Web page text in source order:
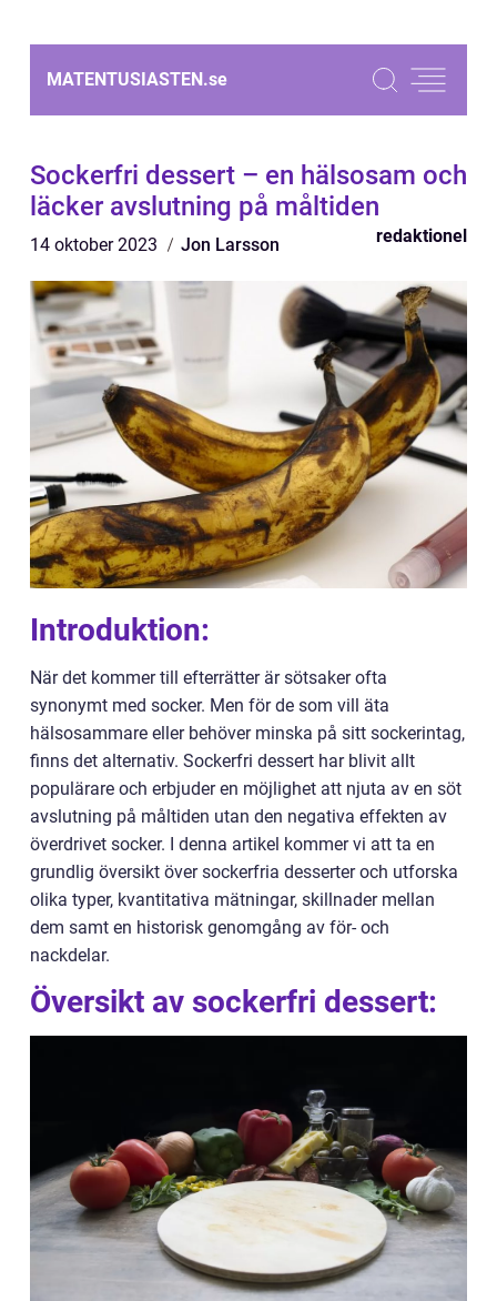
MATENTUSIASTEN.se
Sockerfri dessert – en hälsosam och
läcker avslutning på måltiden
14 oktober 2023 Jon Larsson redaktionel
Introduktion:
När det kommer till efterrätter är sötsaker ofta
synonymt med socker. Men för de som vill äta
hälsosammare eller behöver minska på sitt sockerintag,
finns det alternativ. Sockerfri dessert har blivit allt
populärare och erbjuder en möjlighet att njuta av en söt
avslutning på måltiden utan den negativa effekten av
överdrivet socker. I denna artikel kommer vi att ta en
grundlig översikt över sockerfria desserter och utforska
olika typer, kvantitativa mätningar, skillnader mellan
dem samt en historisk genomgång av för- och
nackdelar.
Översikt av sockerfri dessert: